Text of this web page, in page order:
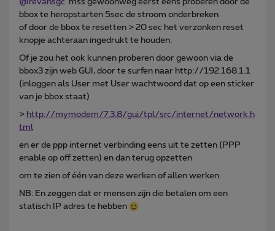
bbox te heropstarten 5sec de stroom onderbreken
of door de bbox te resetten > 20 sec het verzonken reset
knopje achteraan ingedrukt te houden.
Of je zou het ook kunnen proberen door gewoon via de
bbox3 zijn web GUI, door te surfen naar http://192.168.1.1
(inloggen als User met User wachtwoord dat op een sticker
van je bbox staat)
> http://mymodem/7.3.8/gui/tpl/src/internet/network.h
tml
en er de ppp internet verbinding eens uit te zetten (PPP
enable op off zetten) en dan terug opzetten
om te zien of één van deze werken of allen werken.
NB: En zeggen dat er mensen zijn die betalen om een
statisch IP adres te hebben